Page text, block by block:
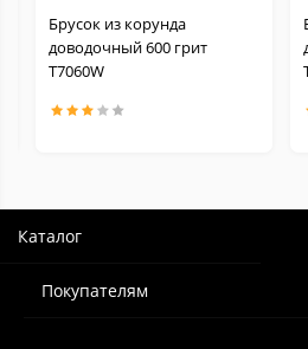
Брусок из корунда
доводочный 600 грит
Т7060W
Каталог
Покупателям